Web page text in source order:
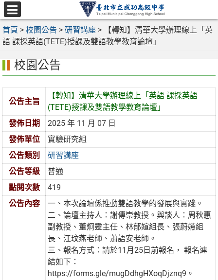
跳
至
主
要
區
選
單
首頁 > 校園公告 > 研習講座 >
【轉知】清華大學辦理線上「英
語 課採英語(TETE)授課及雙語教學教育論壇」
校園公告
公告主旨
【轉知】清華大學辦理線上「英語 課採英語
(TETE)授課及雙語教學教育論壇」
發佈日期
2025 年 11 月 07 日
發佈單位
實驗研究組
公告類別
研習講座
公告等級
普通
點閱次數
419
公告內容
一、本次論壇係推動雙語教學的發展與實踐。
二、論壇主持人：謝傳崇教授。與談人：周秋惠
副教授、董炯靈主任、林郁媗組長、張蔚嬿組
長、江玟燕老師、蕭語安老師。
三、報名方式：請於11月25日前報名， 報名連
結如下：
https://forms.gle/mugDdhgHXoqDjznq9。